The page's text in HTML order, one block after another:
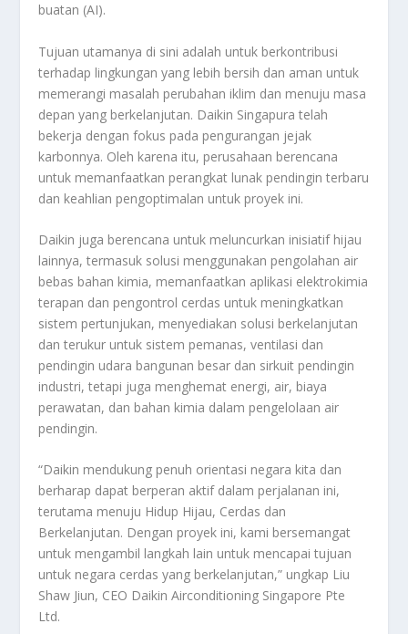
buatan (AI).
Tujuan utamanya di sini adalah untuk berkontribusi
terhadap lingkungan yang lebih bersih dan aman untuk
memerangi masalah perubahan iklim dan menuju masa
depan yang berkelanjutan. Daikin Singapura telah
bekerja dengan fokus pada pengurangan jejak
karbonnya. Oleh karena itu, perusahaan berencana
untuk memanfaatkan perangkat lunak pendingin terbaru
dan keahlian pengoptimalan untuk proyek ini.
Daikin juga berencana untuk meluncurkan inisiatif hijau
lainnya, termasuk solusi menggunakan pengolahan air
bebas bahan kimia, memanfaatkan aplikasi elektrokimia
terapan dan pengontrol cerdas untuk meningkatkan
sistem pertunjukan, menyediakan solusi berkelanjutan
dan terukur untuk sistem pemanas, ventilasi dan
pendingin udara bangunan besar dan sirkuit pendingin
industri, tetapi juga menghemat energi, air, biaya
perawatan, dan bahan kimia dalam pengelolaan air
pendingin.
“Daikin mendukung penuh orientasi negara kita dan
berharap dapat berperan aktif dalam perjalanan ini,
terutama menuju Hidup Hijau, Cerdas dan
Berkelanjutan. Dengan proyek ini, kami bersemangat
untuk mengambil langkah lain untuk mencapai tujuan
untuk negara cerdas yang berkelanjutan,” ungkap Liu
Shaw Jiun, CEO Daikin Airconditioning Singapore Pte
Ltd.